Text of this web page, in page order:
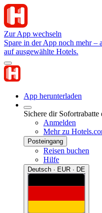
Zur App wechseln
Spare in der App noch mehr –
auf ausgewählte Hotels.
App herunterladen
Sichere dir
Anmelden
Mehr zu
Posteingang
Reisen buchen
Hilfe
Deutsch · EUR · DE